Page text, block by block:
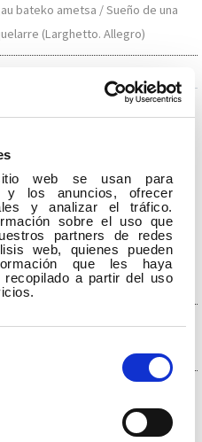
web se usan para
y los anuncios, ofrecer
y analizar el tráfico.
sobre el uso que
partners de redes
web, quienes pueden
que les haya
recopilado a partir del uso
bateko ametsa / Sueño de una
(Larghetto. Allegro)
de 1996 a las 20:00
Teatro Ayala
I
Divertimento en Re Mayor K.